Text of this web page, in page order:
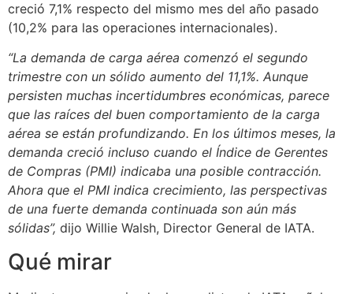
creció 7,1% respecto del mismo mes del año pasado
(10,2% para las operaciones internacionales).
“La demanda de carga aérea comenzó el segundo
trimestre con un sólido aumento del 11,1%. Aunque
persisten muchas incertidumbres económicas, parece
que las raíces del buen comportamiento de la carga
aérea se están profundizando. En los últimos meses, la
demanda creció incluso cuando el Índice de Gerentes
de Compras (PMI) indicaba una posible contracción.
Ahora que el PMI indica crecimiento, las perspectivas
de una fuerte demanda continuada son aún más
sólidas”, dijo Willie Walsh, Director General de IATA.
Qué mirar